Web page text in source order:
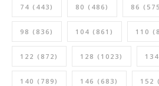
74 (443) 80 (486) 86
98 (836) 104 (861) 110
122 (872) 128 (1023) 134
140 (789) 146 (683) 152